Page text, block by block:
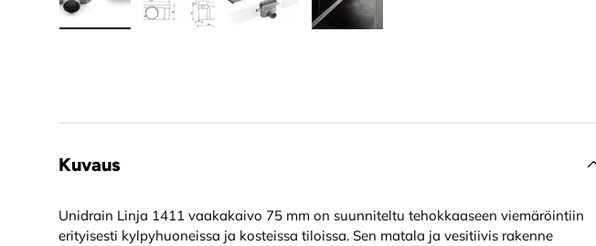
Kuvaus
Unidrain Linja 1411 vaakakaivo 75 mm on suunniteltu tehokkaaseen viemäröintiin
erityisesti kylpyhuoneissa ja kosteissa tiloissa. Sen matala ja vesitiivis rakenne